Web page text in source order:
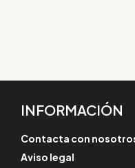
INFORMACIÓN
Contacta con
Aviso legal